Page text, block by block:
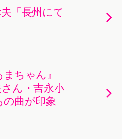
夫「長州にて
ちゃん』
ん・吉永小
曲が印象